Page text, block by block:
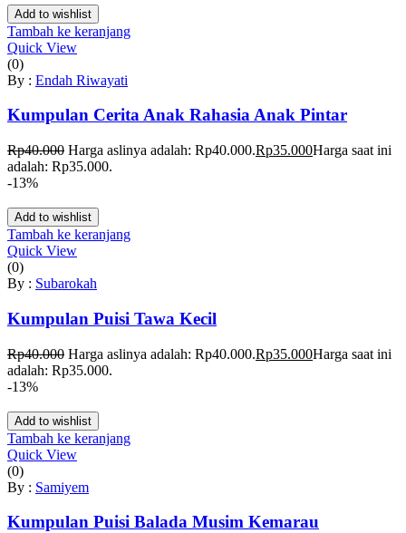
Add to wishlist
Tambah ke keranjang
Quick View
(0)
By : Endah Riwayati
Kumpulan Cerita Anak Rahasia Anak Pintar
Rp40.000 Harga aslinya adalah: Rp40.000.Rp35.000Harga saat ini
adalah: Rp35.000.
-13%
Add to wishlist
Tambah ke keranjang
Quick View
(0)
By : Subarokah
Kumpulan Puisi Tawa Kecil
Rp40.000 Harga aslinya adalah: Rp40.000.Rp35.000Harga saat ini
adalah: Rp35.000.
-13%
Add to wishlist
Tambah ke keranjang
Quick View
(0)
By : Samiyem
Kumpulan Puisi Balada Musim Kemarau